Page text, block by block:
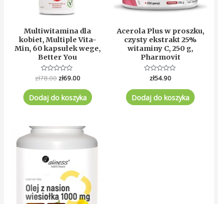
Multiwitamina dla
kobiet, Multiple Vita-
Min, 60 kapsułek wege,
Better You
Oceniono
na
5
zł78.00 zł69.00
Dodaj do koszyka
Acerola Plus w proszku,
czysty ekstrakt 25%
witaminy C, 250 g,
Pharmovit
Oceniono
na
5
zł54.90
Dodaj do koszyka